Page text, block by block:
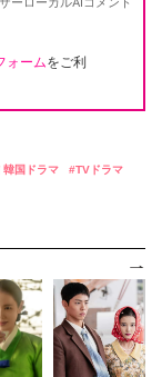
ォームをご利
国ドラマ
TVドラマ